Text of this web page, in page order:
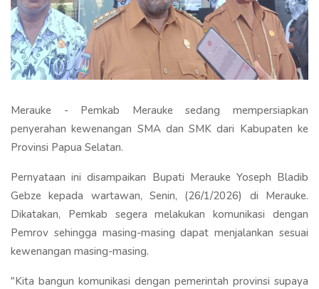
Merauke - Pemkab Merauke sedang mempersiapkan
penyerahan kewenangan SMA dan SMK dari Kabupaten ke
Provinsi Papua Selatan.
Pernyataan ini disampaikan Bupati Merauke Yoseph Bladib
Gebze kepada wartawan, Senin, (26/1/2026) di Merauke.
Dikatakan, Pemkab segera melakukan komunikasi dengan
Pemrov sehingga masing-masing dapat menjalankan sesuai
kewenangan masing-masing.
"Kita bangun komunikasi dengan pemerintah provinsi supaya